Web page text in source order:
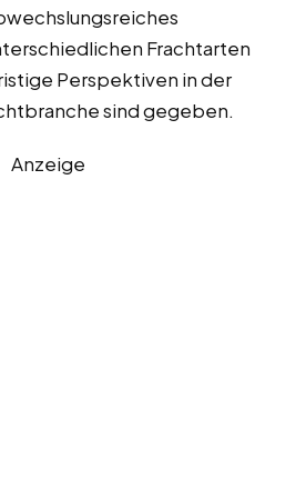
Frachtarten
Perspektiven in der
sind gegeben.
Anzeige